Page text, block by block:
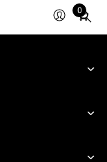
0
Total
items
cart: